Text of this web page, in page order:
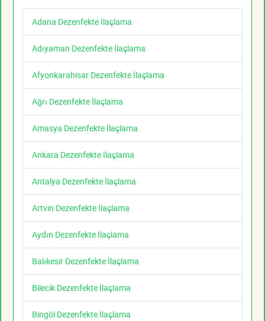
Adana Dezenfekte İlaçlama
Adıyaman Dezenfekte İlaçlama
Afyonkarahisar Dezenfekte İlaçlama
Ağrı Dezenfekte İlaçlama
Amasya Dezenfekte İlaçlama
Ankara Dezenfekte İlaçlama
Antalya Dezenfekte İlaçlama
Artvin Dezenfekte İlaçlama
Aydın Dezenfekte İlaçlama
Balıkesir Dezenfekte İlaçlama
Bilecik Dezenfekte İlaçlama
Bingöl Dezenfekte İlaçlama